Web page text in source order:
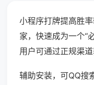
小程序打牌提高胜
家，快速成为一个“
用户可通过正规渠道
辅助安装，可QQ